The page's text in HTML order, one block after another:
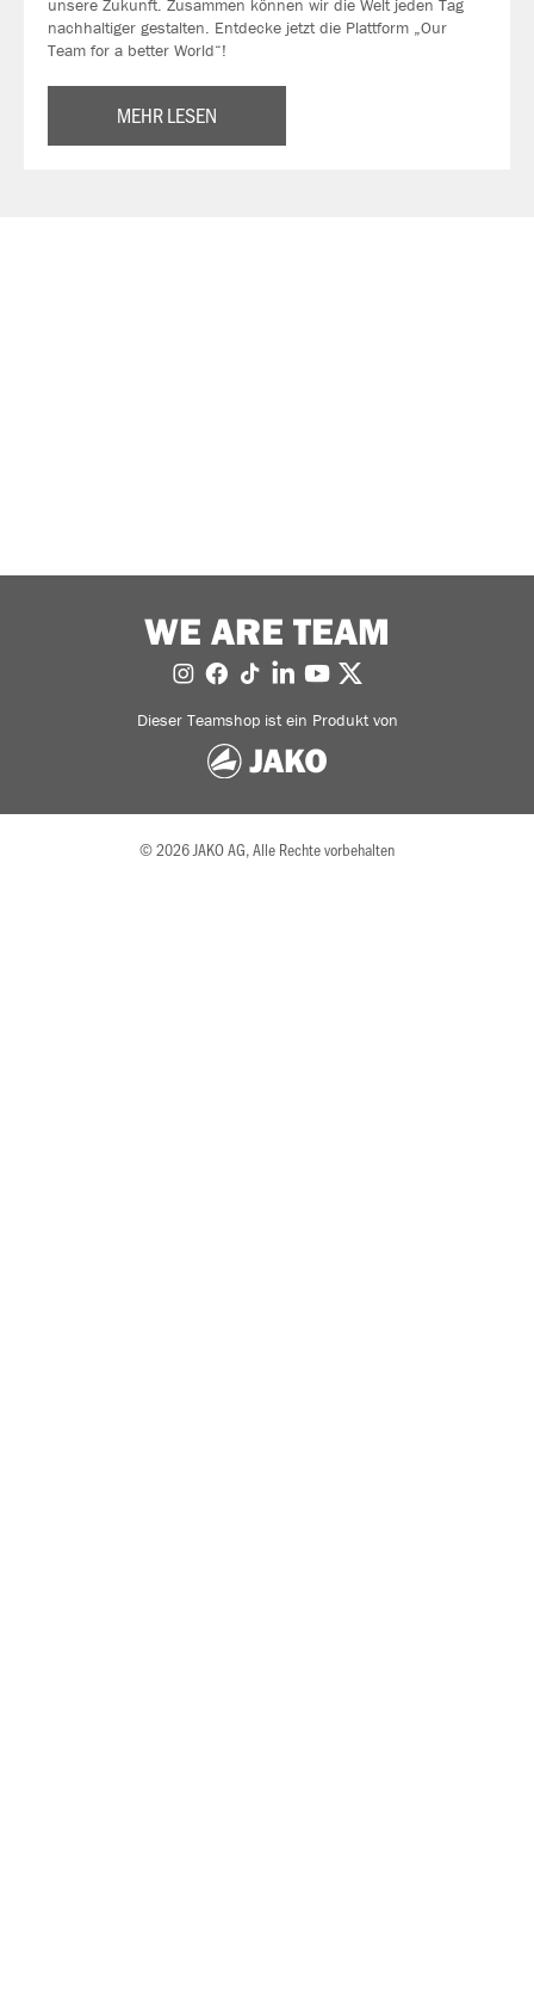
nachhaltiger gestalten. Entdecke jetzt die Plattform „Our
Team for a better World“!
MEHR LESEN
WE ARE TEAM
Dieser Teamshop ist ein Produkt von
© 2026 JAKO AG, Alle Rechte vorbehalten